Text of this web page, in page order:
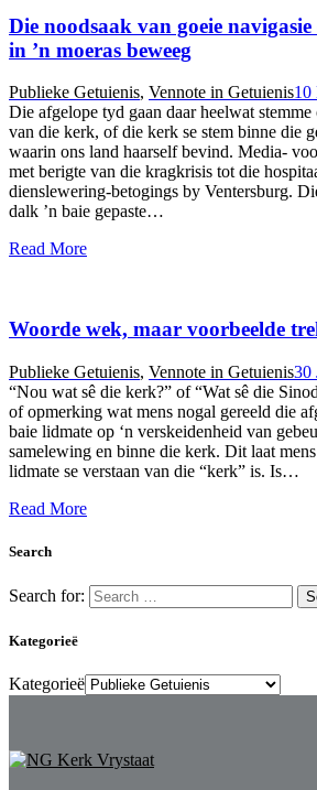
Die noodsaak van goeie
in ’n moeras beweeg
Publieke Getuienis, Vennote in Getuienis10
Die afgelope tyd gaan daar heelwat
van die kerk, of die kerk se stem binne die
waarin ons land haarself bevind. Media-
met berigte van die kragkrisis tot die
dienslewering-betogings by Ventersburg.
dalk ’n baie gepaste…
Read More
Woorde wek, maar voorbeelde
Publieke Getuienis, Vennote in Getuienis30
“Nou wat sê die kerk?” of “Wat sê die
of opmerking wat mens nogal gereeld die
baie lidmate op ‘n verskeidenheid van
samelewing en binne die kerk. Dit laat
lidmate se verstaan van die “kerk” is. Is…
Read More
Search
Search for:
Kategorieë
Kategorieë